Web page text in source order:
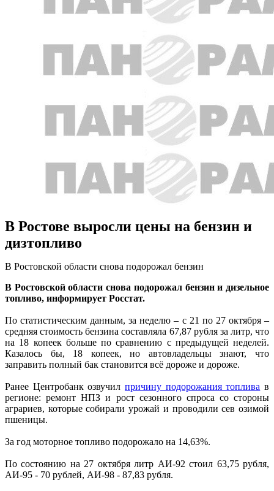
В Ростове выросли цены на бензин и
дизтопливо
В Ростовской области снова подорожал бензин
В Ростовской области снова подорожал бензин и дизельное
топливо, информирует Росстат.
По статистическим данным, за неделю – с 21 по 27 октября –
средняя стоимость бензина составляла 67,87 рубля за литр, что
на 18 копеек больше по сравнению с предыдущей неделей.
Казалось бы, 18 копеек, но автовладельцы знают, что
заправить полный бак становится всё дороже и дороже.
Ранее Центробанк озвучил причину подорожания топлива в
регионе: ремонт НПЗ и рост сезонного спроса со стороны
аграриев, которые собирали урожай и проводили сев озимой
пшеницы.
За год моторное топливо подорожало на 14,63%.
По состоянию на 27 октября литр АИ-92 стоил 63,75 рубля,
АИ-95 - 70 рублей, АИ-98 - 87,83 рубля.